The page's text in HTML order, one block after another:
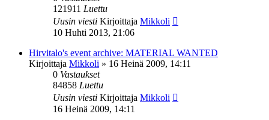
121911 Luettu
Uusin viesti Kirjoittaja Mikkoli
10 Huhti 2013, 21:06
Hirvitalo's event archive: MATERIAL WANTED
Kirjoittaja Mikkoli » 16 Heinä 2009, 14:11
0 Vastaukset
84858 Luettu
Uusin viesti Kirjoittaja Mikkoli
16 Heinä 2009, 14:11